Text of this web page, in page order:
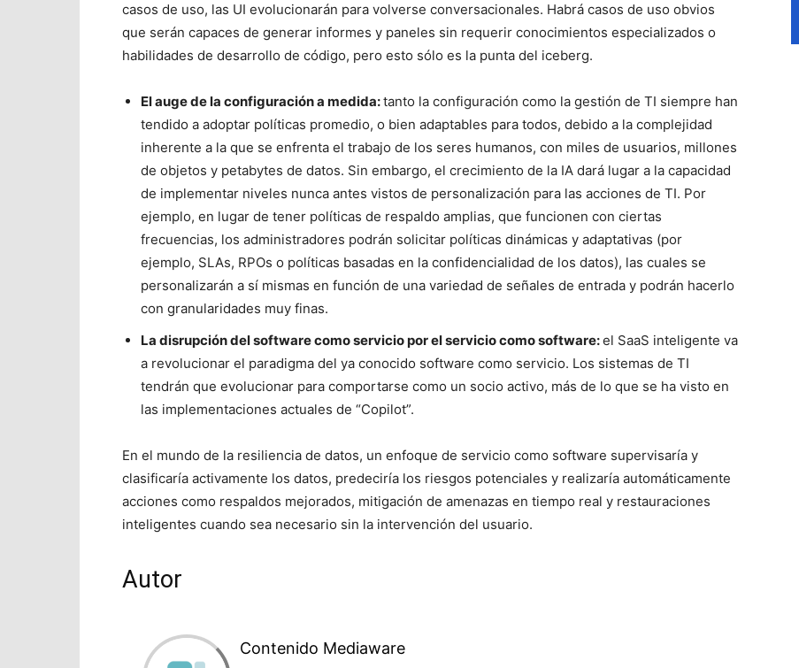
casos de uso, las UI evolucionarán para volverse conversacionales. Habrá casos de uso obvios
que serán capaces de generar informes y paneles sin requerir conocimientos especializados o
habilidades de desarrollo de código, pero esto sólo es la punta del iceberg.
El auge de la configuración a medida:tanto la configuración como la gestión de TI siempre han
tendido a adoptar políticas promedio, o bien adaptables para todos, debido a la complejidad
inherente a la que se enfrenta el trabajo de los seres humanos, con miles de usuarios, millones
de objetos y petabytes de datos. Sin embargo, el crecimiento de la IA dará lugar a la capacidad
de implementar niveles nunca antes vistos de personalización para las acciones de TI. Por
ejemplo, en lugar de tener políticas de respaldo amplias, que funcionen con ciertas
frecuencias, los administradores podrán solicitar políticas dinámicas y adaptativas (por
ejemplo, SLAs, RPOs o políticas basadas en la confidencialidad de los datos), las cuales se
personalizarán a sí mismas en función de una variedad de señales de entrada y podrán hacerlo
con granularidades muy finas.
La disrupción del software como servicio por el servicio como software:el SaaS inteligente va
a revolucionar el paradigma del ya conocido software como servicio. Los sistemas de TI
tendrán que evolucionar para comportarse como un socio activo, más de lo que se ha visto en
las implementaciones actuales de “Copilot”.
En el mundo de la resiliencia de datos, un enfoque de servicio como software supervisaría y
clasificaría activamente los datos, predeciría los riesgos potenciales y realizaría automáticamente
acciones como respaldos mejorados, mitigación de amenazas en tiempo real y restauraciones
inteligentes cuando sea necesario sin la intervención del usuario.
Autor
Contenido Mediaware